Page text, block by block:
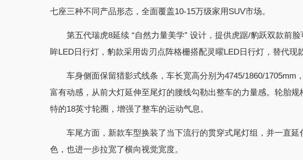
七座三种不同产品形态，全面覆盖10-15万级家用SUV市场。
第五代瑞虎8延续 “自然力量美学” 设计，提供虎踞/豹跃双款前
眸LED日行灯，豹款采用齿刃点阵格栅搭配灵曜LED日行灯，替代现
车身侧面保留猎影式线条，车长宽高分别为4745/1860/1705mm
富有动感，从前大灯延伸至尾灯的腰线勾勒出整车的力量感。轮胎规
特的18英寸轮圈，增强了整车的运动气息。
车尾方面，新款车型换装了当下流行的贯穿式尾灯组，并一直
色，也进一步拉宽了横向视觉宽度。